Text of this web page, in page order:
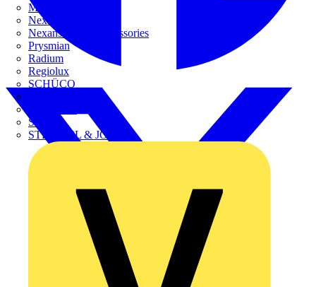
METZ CONNECT
Nexans
Nexans Power Accessories
Prysmian
Radium
Regiolux
SCHÜCO
Steinel
STRIEBEL & JOHN